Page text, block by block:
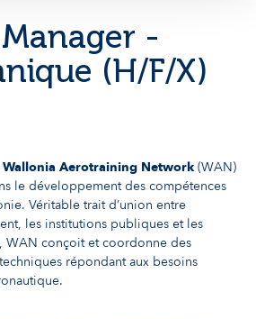
-
(H/F/X)
Wallonia Aerotraining Network(WAN)
le développement des compétences
Véritable trait d’union entre
les institutions publiques et les
WAN conçoit et coordonne des
répondant aux besoins